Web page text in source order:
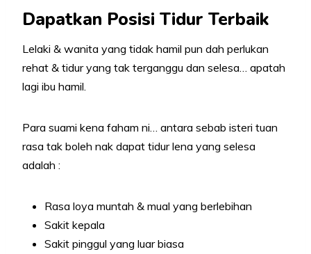
Dapatkan Posisi Tidur Terbaik
Lelaki & wanita yang tidak hamil pun dah perlukan
rehat & tidur yang tak terganggu dan selesa… apatah
lagi ibu hamil.
Para suami kena faham ni… antara sebab isteri tuan
rasa tak boleh nak dapat tidur lena yang selesa
adalah :
Rasa loya muntah & mual yang berlebihan
Sakit kepala
Sakit pinggul yang luar biasa